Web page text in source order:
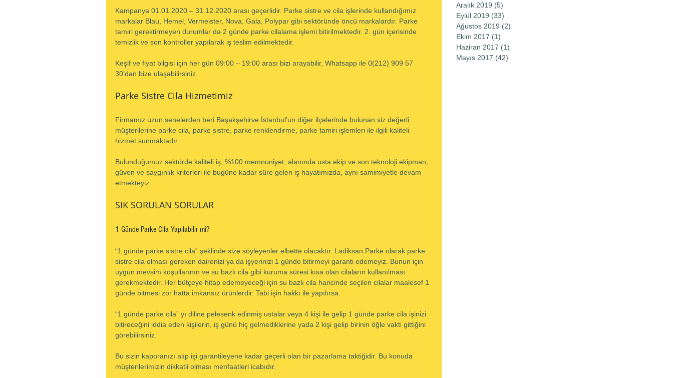
Kampanya 01.01.2020 – 31.12.2020 arası geçerlidir. Parke sistre ve cila işlerinde kullandığımız
markalar Blau, Hemel, Vermeister, Nova, Gala, Polypar gibi sektöründe öncü markalardır. Parke
tamiri gerektirmeyen durumlar da 2 günde parke cilalama işlemi bitirilmektedir. 2. gün içerisinde
temizlik ve son kontroller yapılarak iş teslim edilmektedir.
Keşif ve fiyat bilgisi için her gün 09:00 – 19:00 arası bizi arayabilir, Whatsapp ile 0(212) 909 57
30’dan bize ulaşabilirsiniz.
Parke Sistre Cila Hizmetimiz
Firmamız uzun senelerden beri Başakşehirve İstanbul'un diğer ilçelerinde bulunan siz değerli
müşterilerine parke cila, parke sistre, parke renklendirme, parke tamiri işlemleri ile ilgili kaliteli
hizmet sunmaktadır.
Bulunduğumuz sektörde kaliteli iş, %100 memnuniyet, alanında usta ekip ve son teknoloji ekipman,
güven ve saygınlık kriterleri ile bugüne kadar süre gelen iş hayatımızda, aynı samimiyetle devam
etmekteyiz.
SIK SORULAN SORULAR
1 Günde Parke Cila Yapılabilir mi?
“1 günde parke sistre cila” şeklinde size söyleyenler elbette olacaktır. Ladiksan Parke olarak parke
sistre cila olması gereken dairenizi ya da işyerinizi 1 günde bitirmeyi garanti edemeyiz. Bunun için
uygun mevsim koşullarının ve su bazlı cila gibi kuruma süresi kısa olan cilaların kullanılması
gerekmektedir. Her bütçeye hitap edemeyeceği için su bazlı cila haricinde seçilen cilalar maalesef 1
günde bitmesi zor hatta imkansız ürünlerdir. Tabi işin hakkı ile yapılırsa.
“1 günde parke cila” yı diline pelesenk edinmiş ustalar veya 4 kişi ile gelip 1 günde parke cila işinizi
bitireceğini iddia eden kişilerin, iş günü hiç gelmediklerine yada 2 kişi gelip birinin öğle vakti gittiğini
görebilirsiniz.
Bu sizin kaporanızı alıp işi garantileyene kadar geçerli olan bir pazarlama taktiğidir. Bu konuda
müşterilerimizin dikkatli olması menfaatleri icabıdır.
Aralık 2019 (5)
Eylül 2019 (33)
Ağustos 2019 (2)
Ekim 2017 (1)
Haziran 2017 (1)
Mayıs 2017 (42)